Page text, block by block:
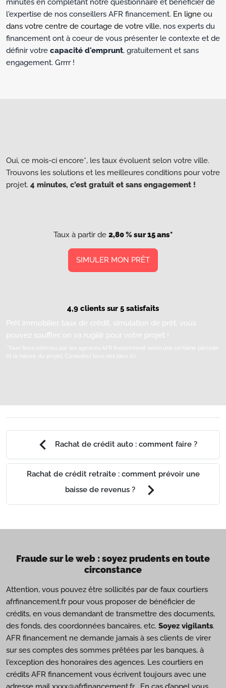
minutes en complétant notre questionnaire et bénéficier de
l'expertise de nos conseillers AFR financement. En ligne ou
dans votre centre de courtage de votre ville, nos experts du
financement ont à coeur de vous présenter le contexte et de
définir votre capacité d'emprunt, gratuitement et sans
engagement. Grrrr !
Oui, ce mois-ci encore*, les taux évoluent selon votre ville.
Trouvons les solutions et les meilleures conditions pour votre
projet. 4 minutes, c’est gratuit et sans engagement !
Taux à partir de 2,80 % sur 15 ans*
SIMULER MON PRÊT
4,9 clients sur 5 satisfaits
Prêt immobilier, taux de crédit, simulation de prêt, vous
pouvez souffler, on va rugiiiir pour votre projet !
*Taux fixes obtenus par les agences AFR financement selon une certaine période
et la nature du projet.
Consultez tous nos taux ici.
chevron_left Rachat de crédit auto : comment faire ?
Rachat de crédit retraite : comment prévoir une
baisse de revenus ?
chevron_right
Fraude sur le web : soyez prudents en toute
circonstance
Attention, vous pouvez être sollicités par de faux courtiers
afrfinancement.fr pour vous proposer de bénéficier de
crédits, en vous demandant de transmettre des documents,
des fonds, des coordonnées bancaires, etc. Soyez vigilants.
AFR financement ne demande jamais à ses clients de virer
sur ses comptes des sommes prêtées par les banques, à
l'exception des honoraires des agences. Les courtiers en
crédits AFR financement vous écrivent toujours avec une